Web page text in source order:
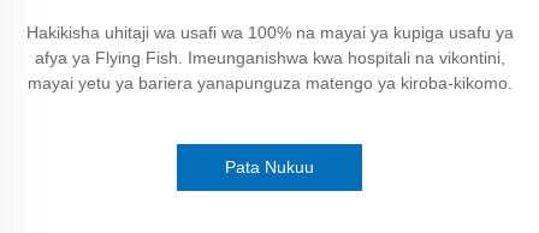
Hakikisha uhitaji wa usafi wa 100% na mayai ya kupiga usafu ya
afya ya Flying Fish. Imeunganishwa kwa hospitali na vikontini,
mayai yetu ya bariera yanapunguza matengo ya kiroba-kikomo.
Pata Nukuu